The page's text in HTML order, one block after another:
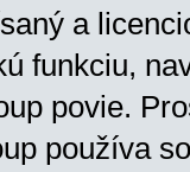
a
funkciu,
povie.
používa